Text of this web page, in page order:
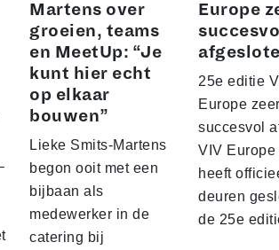
Martens over
groeien, teams
en MeetUp: “Je
kunt hier echt
op elkaar
bouwen”
Lieke Smits-Martens
begon ooit met een
bijbaan als
medewerker in de
catering bij
Europe
25e editie
Europe
succesvol
VIV Europe
heeft
deuren
de 25e